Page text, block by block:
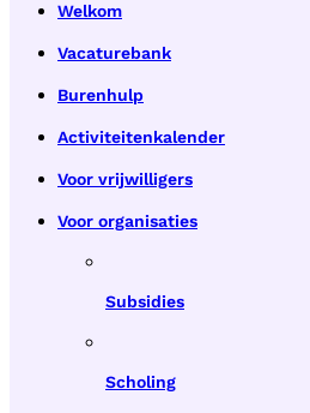
Welkom
Vacaturebank
Burenhulp
Activiteitenkalender
Voor vrijwilligers
Voor organisaties
Subsidies
Scholing